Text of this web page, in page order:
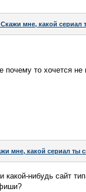
мне, какой сериал
то хочется
мне, какой сериал ты
какой-нибудь сайт